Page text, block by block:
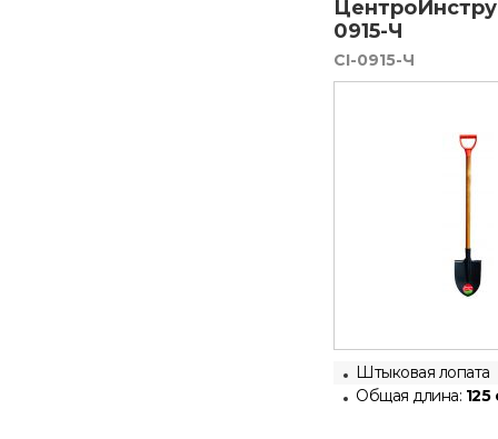
0915-Ч
CI-0915-Ч
Штыковая лопата
Общая длина: 125